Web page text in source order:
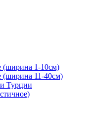
(ширина 1-10см)
(ширина 11-40см)
Турции